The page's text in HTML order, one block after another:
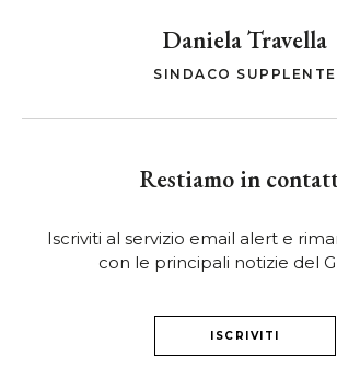
Daniela Travella
SINDACO SUPPLENTE
Restiamo in
Iscriviti al servizio email alert e
con le principali notizie del
ISCRIVITI